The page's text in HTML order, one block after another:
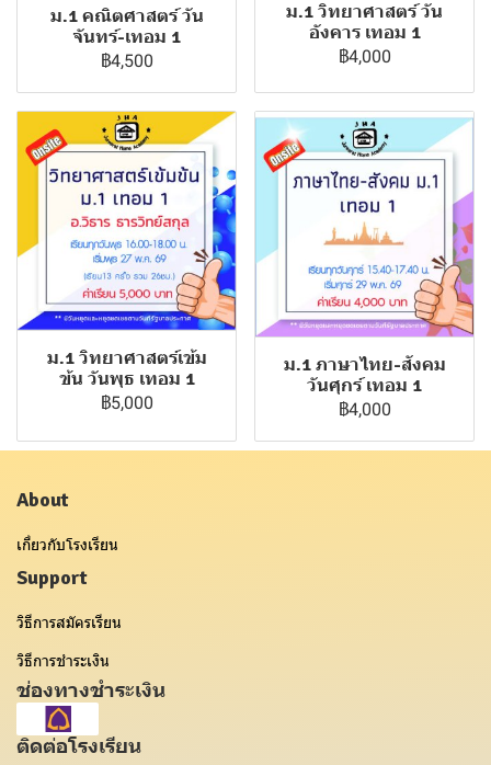
ม.1 คณิตศาสตร์ วัน
จันทร์-เทอม 1
฿4,500
ม.1 วิทยาศาสตร์ วัน
อังคาร เทอม 1
฿4,000
ม.1 วิทยาศาสตร์เข้ม
ข้น วันพุธ เทอม 1
฿5,000
ม.1 ภาษาไทย-สังคม
วันศุกร์ เทอม 1
฿4,000
About
เกี่ยวกับโรงเรียน
Support
วิธีการสมัครเรียน
วิธีการชำระเงิน
ช่องทางชำระเงิน
ติดต่อโรงเรียน